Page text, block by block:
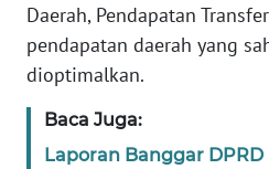
Daerah, Pendapatan
pendapatan daerah yang
dioptimalkan.
Baca Juga:
Laporan Banggar
WN
JABAR
WN
BANTEN